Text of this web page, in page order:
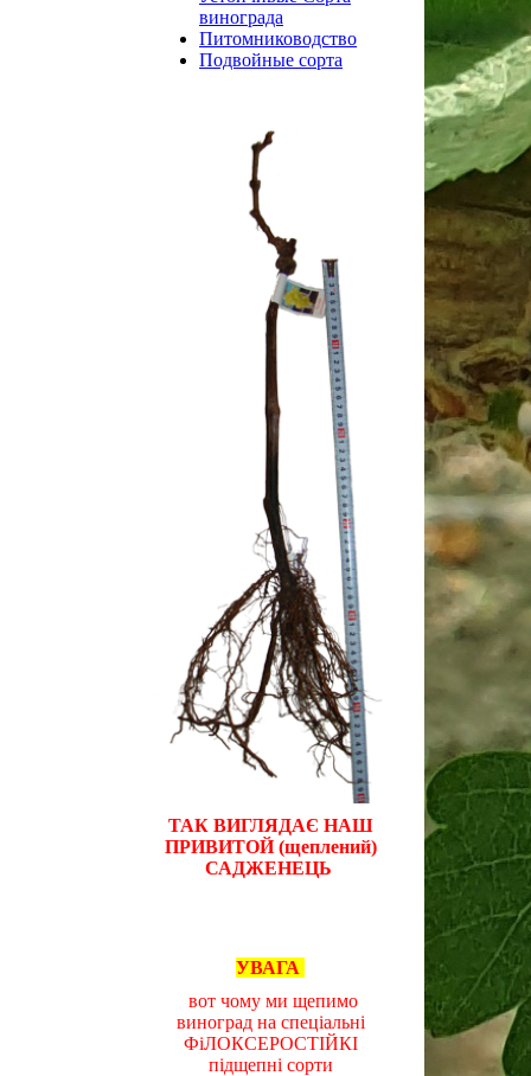
винограда
Питомниководство
Подвойные сорта
ТАК ВИГЛЯДАЄ НАШ
ПРИВИТОЙ (щеплений)
САДЖЕНЕЦЬ
УВАГА
вот чому ми щепимо
виноград на спеціальні
ФіЛОКСЕРОСТІЙКІ
підщепні сорти